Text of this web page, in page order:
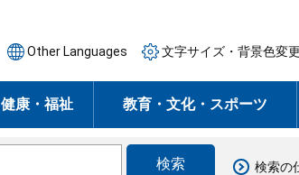
Other Languages 文字サイズ・背景色変更
健康・福祉 教育・文化・スポーツ
検索の